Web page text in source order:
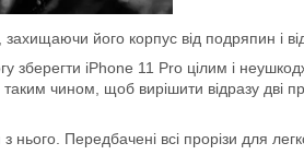
його корпус від подряпин і
зберегти iPhone 11 Pro цілим і
чином, щоб вирішити відразу дві
Передбачені всі прорізи для